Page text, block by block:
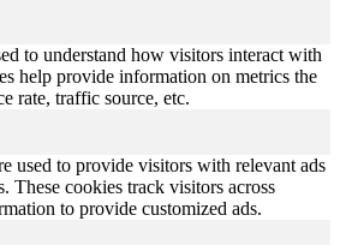
to understand how visitors interact with
help provide information on metrics the
rate, traffic source, etc.
used to provide visitors with relevant ads
These cookies track visitors across
to provide customized ads.